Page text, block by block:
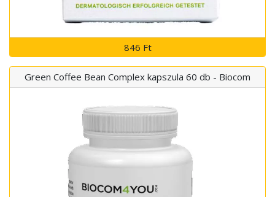
846 Ft
Green Coffee Bean Complex kapszula 60 db - Biocom